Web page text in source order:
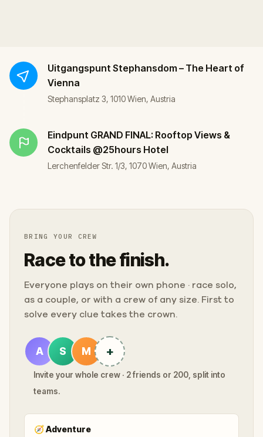
Uitgangspunt Stephansdom – The Heart of
Vienna
Stephansplatz 3, 1010 Wien, Austria
Eindpunt GRAND FINAL: Rooftop Views &
Cocktails @25hours Hotel
Lerchenfelder Str. 1/3, 1070 Wien, Austria
BRING YOUR CREW
Race to the finish.
Everyone plays on their own phone · race solo,
as a couple, or with a crew of any size. First to
solve every clue takes the crown.
A S M +
Invite your whole crew · 2 friends or 200, split into
teams.
🧭Adventure